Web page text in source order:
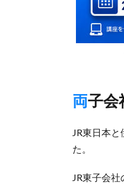
両子
JR東日本
た。
JR東子会